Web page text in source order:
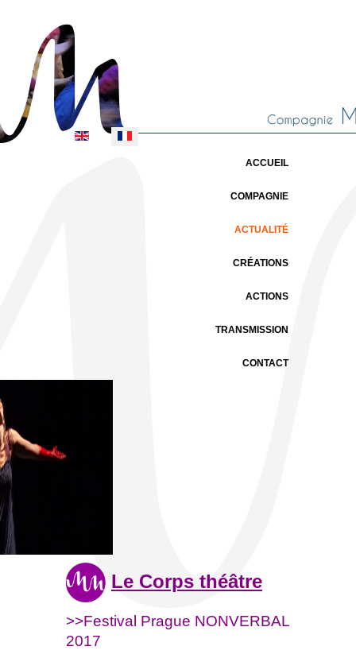
Sélectionnez votre langue
ACCUEIL
COMPAGNIE
ACTUALITÉ
CRÉATIONS
ACTIONS
TRANSMISSION
CONTACT
Le Corps théâtre
>>Festival Prague NONVERBAL
2017